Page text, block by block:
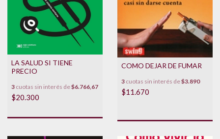
LA SALUD SI TIENE
PRECIO
3 cuotas sin interés de$6.766,67
$20.300
COMO DEJAR DE FUMAR
3 cuotas sin interés de$3.890
$11.670